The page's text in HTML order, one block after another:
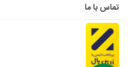
تماس با ما